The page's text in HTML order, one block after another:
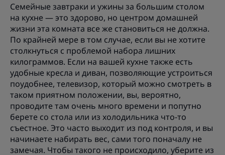
Семейные завтраки и ужины за большим столом
на кухне — это здорово, но центром домашней
жизни эта комната все же становиться не должна.
По крайней мере в том случае, если вы не хотите
столкнуться с проблемой набора лишних
килограммов. Если на вашей кухне также есть
удобные кресла и диван, позволяющие устроиться
поудобнее, телевизор, который можно смотреть в
таком приятном положении, вы, вероятно,
проводите там очень много времени и попутно
берете со стола или из холодильника что-то
съестное. Это часто выходит из под контроля, и вы
начинаете набирать вес, сами того поначалу не
замечая. Чтобы такого не происходило, уберите из